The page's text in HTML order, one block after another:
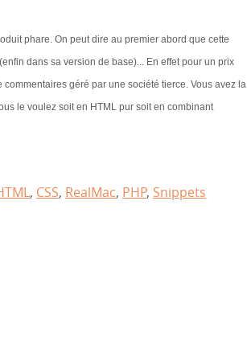
phare. On peut dire au premier abord que cette
dans sa version de base)... En effet pour un prix
géré par une société tierce. Vous avez la
le voulez soit en HTML pur soit en combinant
, CSS, RealMac, PHP, Snippets